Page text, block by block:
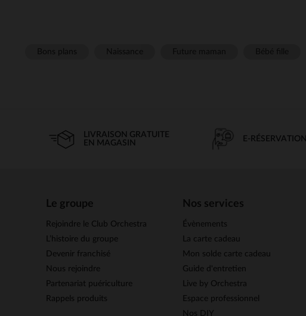
LIVRAISON GRATUITE
EN MAGASIN
E-RÉSERVATION
Le groupe
Rejoindre le Club Orchestra
L’histoire du groupe
Devenir franchisé
Nous rejoindre
Partenariat puériculture
Rappels produits
Nos services
Évènements
La carte cadeau
Mon solde carte cadeau
Guide d'entretien
Live by Orchestra
Espace professionnel
Nos DIY